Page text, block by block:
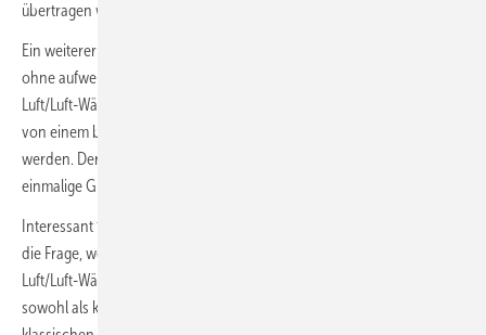
übertragen wird.
Ein weiterer großer Vorteil ist die einfache und schnelle Installation –
ohne aufwendige Baumaßnahmen am oder im Gebäude. Da eine
Luft/Luft-Wärmepumpe ein autarkes System ist, kann sie unabhängig
von einem bestehenden Heizungssystem installiert und betrieben
werden. Der Einsatz kann stufenweise erfolgen, wodurch keine
einmalige Großinvestition erforderlich ist.
Interessant für Planer, Fachhandwerker und Eigentümer ist vor allem
die Frage, welche Lösung zu welcher Gebäudesituation passt.
Luft/Luft-Wärmepumpensysteme können im Neubau oder im Bestand
sowohl als komplette Alternative oder auch als Ergänzung zu einer